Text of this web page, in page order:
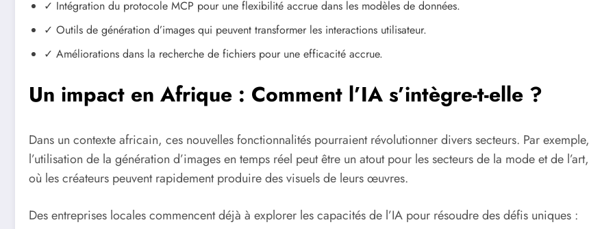
✓ Intégration du protocole MCP pour une flexibilité accrue dans les modèles de données.
✓ Outils de génération d’images qui peuvent transformer les interactions utilisateur.
✓ Améliorations dans la recherche de fichiers pour une efficacité accrue.
Un impact en Afrique : Comment l’IA s’intègre-t-elle ?
Dans un contexte africain, ces nouvelles fonctionnalités pourraient révolutionner divers secteurs. Par exemple,
l’utilisation de la génération d’images en temps réel peut être un atout pour les secteurs de la mode et de l’art,
où les créateurs peuvent rapidement produire des visuels de leurs œuvres.
Des entreprises locales commencent déjà à explorer les capacités de l’IA pour résoudre des défis uniques :